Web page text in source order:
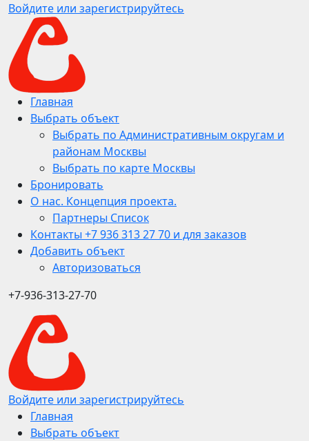
Войдите или зарегистрируйтесь
Главная
Выбрать объект
Выбрать по Административным округам и
районам Москвы
Выбрать по карте Москвы
Бронировать
О нас. Концепция проекта.
Партнеры Список
Контакты +7 936 313 27 70 и для заказов
Добавить объект
Авторизоваться
+7-936-313-27-70
Войдите или зарегистрируйтесь
Главная
Выбрать объект